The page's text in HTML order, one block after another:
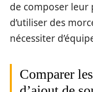
de composer
d’utiliser des
nécessiter
Comparer